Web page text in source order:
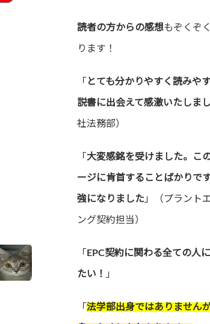
読者の方からの感想もぞくぞ
ります！
「 とても分かりやすく読みや
説書に出会えて感激いたしまし
社法務部）
「 大変感銘を受けました。こ
ージに肯首することばかりで
強になりました 」（プラント
ング契約担当）
「 EPC契約に関わる全ての人
たい！ 」
「 法学部出身ではありません